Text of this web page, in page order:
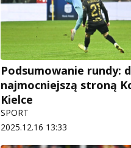
Podsumowanie rundy:
najmocniejszą stroną
Kielce
SPORT
2025.12.16 13:33